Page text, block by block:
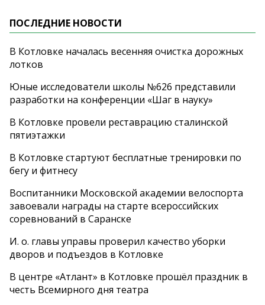
ПОСЛЕДНИЕ НОВОСТИ
В Котловке началась весенняя очистка дорожных
лотков
Юные исследователи школы №626 представили
разработки на конференции «Шаг в науку»
В Котловке провели реставрацию сталинской
пятиэтажки
В Котловке стартуют бесплатные тренировки по
бегу и фитнесу
Воспитанники Московской академии велоспорта
завоевали награды на старте всероссийских
соревнований в Саранске
И. о. главы управы проверил качество уборки
дворов и подъездов в Котловке
В центре «Атлант» в Котловке прошёл праздник в
честь Всемирного дня театра